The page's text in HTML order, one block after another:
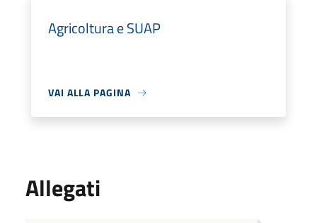
Agricoltura e SUAP
VAI ALLA PAGINA
Allegati